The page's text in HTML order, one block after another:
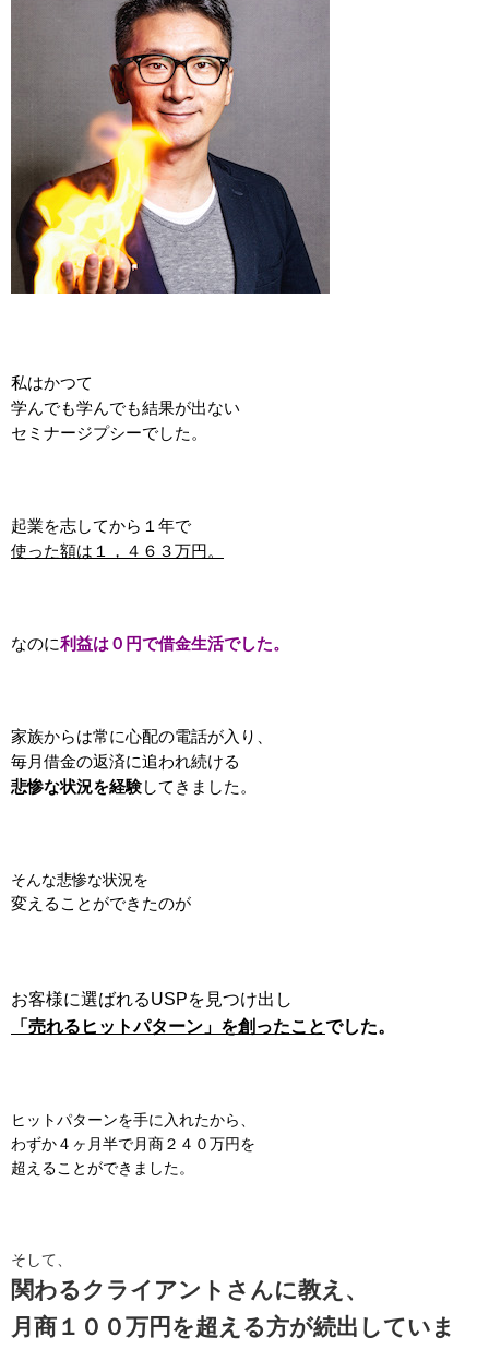
私はかつて
学んでも学んでも結果が出ない
セミナージプシーでした。
起業を志してから１年で
使った額は１，４６３万円。
なのに利益は０円で借金生活でした。
家族からは常に心配の電話が入り、
毎月借金の返済に追われ続ける
悲惨な状況を経験してきました。
そんな悲惨な状況を
変えることができたのが
お客様に選ばれるUSPを見つけ出し
「売れるヒットパターン」を創ったことでした。
ヒットパターンを手に入れたから、
わずか４ヶ月半で月商２４０万円を
超えることができました。
そして、
関わるクライアントさんに教え、
月商１００万円を超える方が続出していま